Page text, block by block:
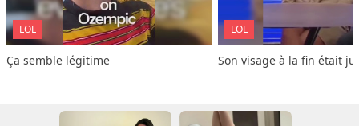
LOL
Ça semble légitime
LOL
Son visage à la fin était